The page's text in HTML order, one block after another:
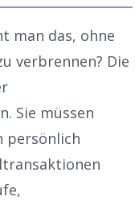
man das, ohne
verbrennen? Die
Sie müssen
persönlich